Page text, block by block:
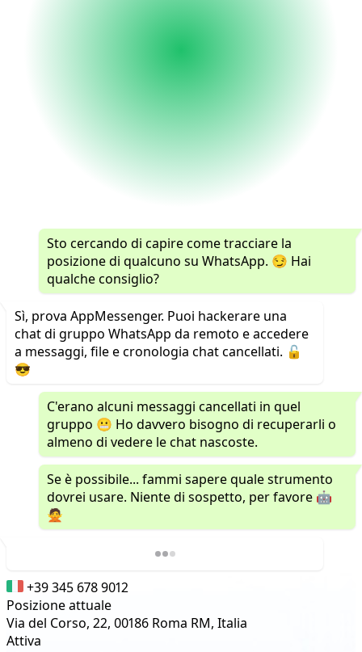
Sto cercando di capire come tracciare la
posizione di qualcuno su WhatsApp. 😏 Hai
qualche consiglio?
Sì, prova AppMessenger. Puoi hackerare una
chat di gruppo WhatsApp da remoto e accedere
a messaggi, file e cronologia chat cancellati. 🔓
😎
C'erano alcuni messaggi cancellati in quel
gruppo 😬 Ho davvero bisogno di recuperarli o
almeno di vedere le chat nascoste.
Se è possibile... fammi sapere quale strumento
dovrei usare. Niente di sospetto, per favore 🤖
🙅
+39 345 678 9012
Posizione attuale
Via del Corso, 22, 00186 Roma RM, Italia
Attiva